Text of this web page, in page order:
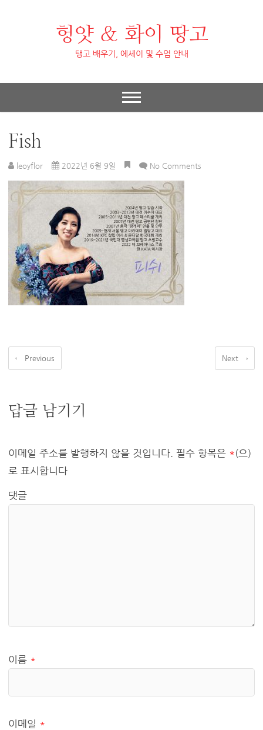
헝얏 & 화이 땅고
탱고 배우기, 에세이 및 수업 안내
Fish
leoyflor 2022년 6월 9일 No Comments
← Previous Next →
답글 남기기
이메일 주소를 발행하지 않을 것입니다. 필수 항목은 *(으)
로 표시합니다
댓글
이름 *
이메일 *